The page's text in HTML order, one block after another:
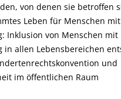
von denen sie betroffen
Leben für Menschen mit
Inklusion von Menschen mit
in allen Lebensbereichen
und
im öffentlichen Raum